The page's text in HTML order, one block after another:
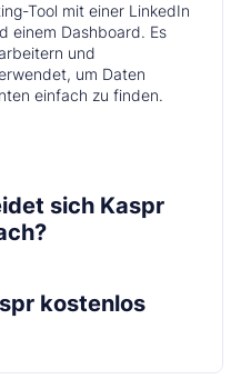
Tool mit einer LinkedIn
einem Dashboard. Es
und
um Daten
einfach zu finden.
sich Kaspr
kostenlos